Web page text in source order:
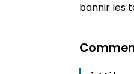
bannir les